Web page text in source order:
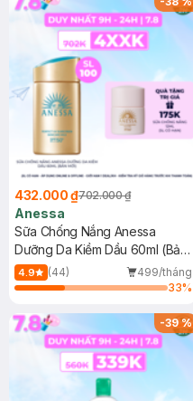
432.000 ₫702.000 ₫
Anessa
Sữa Chống Nắng Anessa
Dưỡng Da Kiềm Dầu 60ml (Bản
Mới)
4.9 (44)
499/tháng
33%
-39%